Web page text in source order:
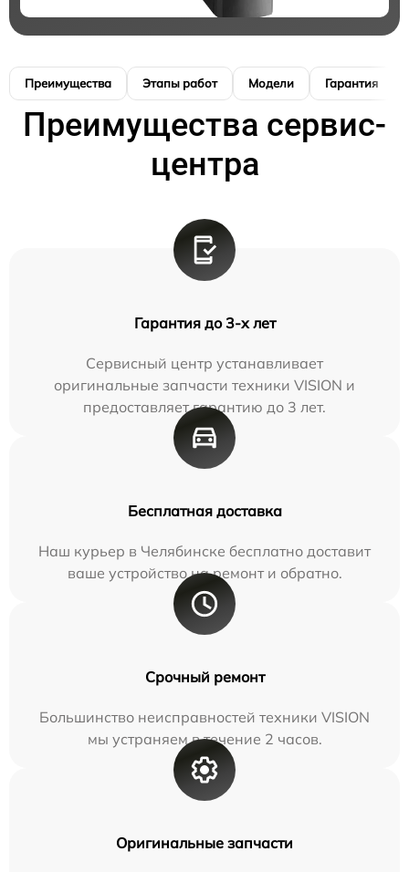
Преимущества Этапы работ Модели Гарантия
Преимущества сервис-
центра
Гарантия до 3-х лет
Сервисный центр устанавливает
оригинальные запчасти техники VISION и
предоставляет гарантию до 3 лет.
Бесплатная доставка
Наш курьер в Челябинске бесплатно доставит
ваше устройство на ремонт и обратно.
Срочный ремонт
Большинство неисправностей техники VISION
мы устраняем в течение 2 часов.
Оригинальные запчасти